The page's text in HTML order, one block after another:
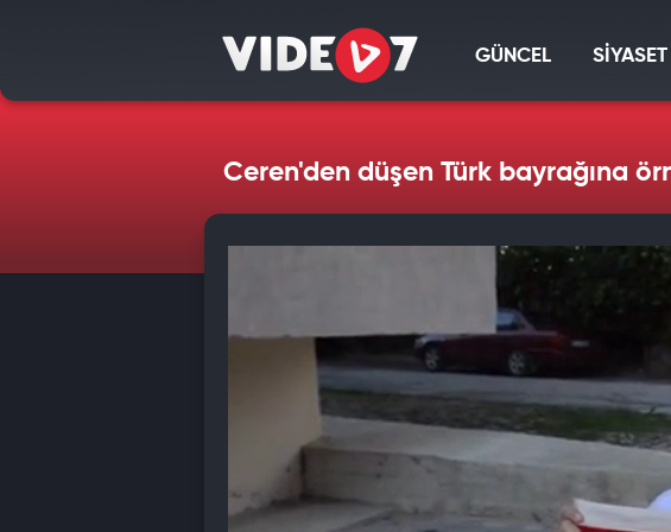
GÜNCEL SİYASET
Ceren'den düşen Türk bayrağına